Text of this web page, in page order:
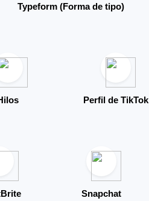
Typeform (Forma de tipo)
Perfil de TikTok
Snapchat